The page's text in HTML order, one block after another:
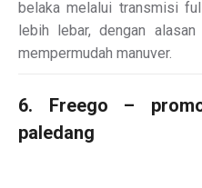
belaka melalui transmisi
lebih lebar, dengan
mempermudah manuver.
6. Freego –
paledang